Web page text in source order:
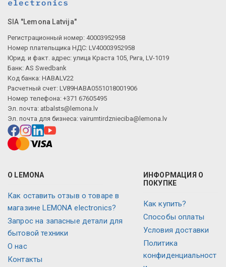
SIA "Lemona Latvija"
Регистрационный номер: 40003952958
Номер плательщика НДС: LV40003952958
Юрид. и факт. адрес: улица Краста 105, Рига, LV-1019
Банк: AS Swedbank
Код банка: HABALV22
Расчетный счет: LV89HABA0551018001906
Номер телефона: +371 67605495
Эл. почта: atbalsts@lemona.lv
Эл. почта для бизнеса: vairumtirdznieciba@lemona.lv
О LEMONA
Как оставить отзыв о товаре в
магазине LEMONA electronics?
Запрос на запасные детали для
бытовой техники
О нас
Контакты
ИНФОРМАЦИЯ О
ПОКУПКЕ
Как купить?
Способы оплаты
Условия доставки
Политика
конфиденциальност